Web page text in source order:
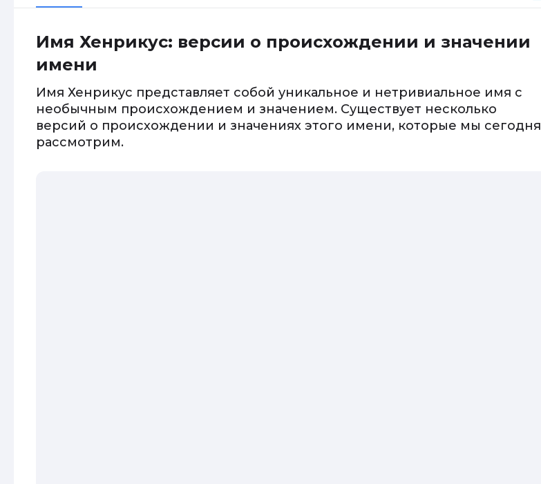
Имя Хенрикус: версии о происхождении и значении
имени
Имя Хенрикус представляет собой уникальное и нетривиальное имя с
необычным происхождением и значением. Существует несколько
версий о происхождении и значениях этого имени, которые мы сегодня
рассмотрим.